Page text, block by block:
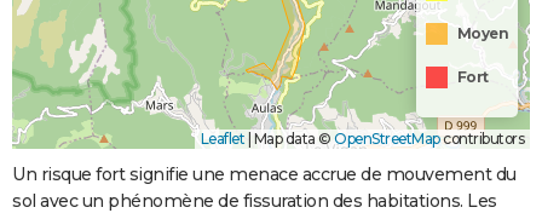
Moyen
Fort
Leaflet | Map data © OpenStreetMapcontributors
Un risque fort signifie une menace accrue de mouvement du
sol avec un phénomène de fissuration des habitations. Les